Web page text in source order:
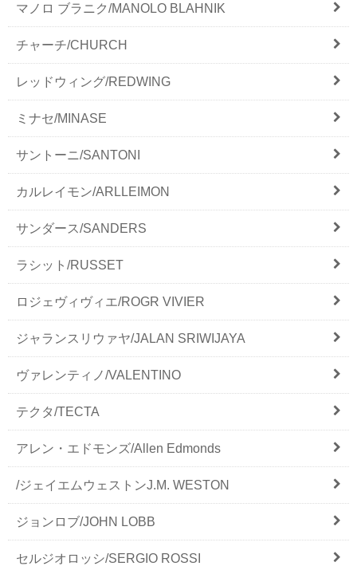
マノロ ブラニク/MANOLO BLAHNIK
チャーチ/CHURCH
レッドウィング/REDWING
ミナセ/MINASE
サントーニ/SANTONI
カルレイモン/ARLLEIMON
サンダース/SANDERS
ラシット/RUSSET
ロジェヴィヴィエ/ROGR VIVIER
ジャランスリウァヤ/JALAN SRIWIJAYA
ヴァレンティノ/VALENTINO
テクタ/TECTA
アレン・エドモンズ/Allen Edmonds
/ジェイエムウェストンJ.M. WESTON
ジョンロブ/JOHN LOBB
セルジオロッシ/SERGIO ROSSI